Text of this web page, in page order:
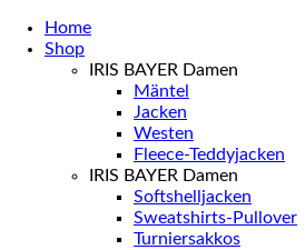
Home
Shop
IRIS BAYER Damen
Mäntel
Jacken
Westen
Fleece-Teddyjacken
IRIS BAYER Damen
Softshelljacken
Sweatshirts-Pullover
Turniersakkos